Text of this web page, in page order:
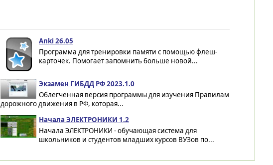
Anki 26.05
Программа для тренировки памяти с помощью флеш-
карточек. Помогает запомнить больше новой...
Экзамен ГИБДД РФ 2023.1.0
Облегченная версия программы для изучения Правилам
дорожного движения в РФ, которая...
Начала ЭЛЕКТРОНИКИ 1.2
Начала ЭЛЕКТРОНИКИ - обучающая система для
школьников и студентов младших курсов ВУЗов по...